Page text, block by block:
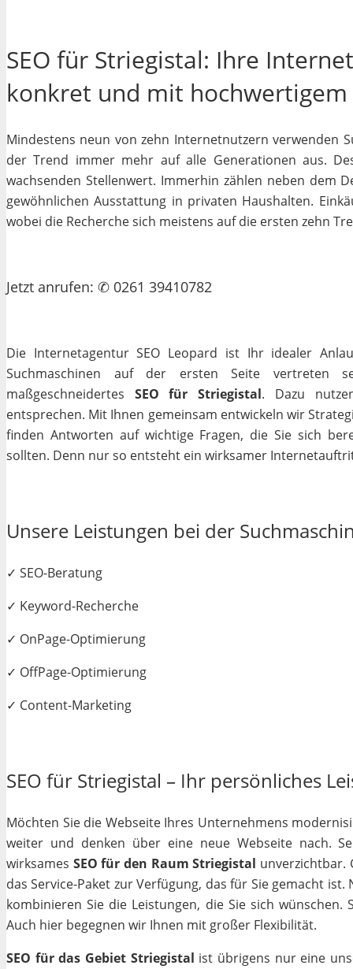
SEO für Striegistal: Ihre
konkret und mit
Mindestens neun von zehn Internetnutzern verwenden
der Trend immer mehr auf alle Generationen aus.
wachsenden Stellenwert. Immerhin zählen neben dem
gewöhnlichen Ausstattung in privaten Haushalten.
wobei die Recherche sich meistens auf die ersten zehn
Jetzt anrufen: ✆ 0261 39410782
Die Internetagentur SEO Leopard ist Ihr idealer
Suchmaschinen auf der ersten Seite vertreten
maßgeschneidertes SEO für Striegistal. Dazu
entsprechen. Mit Ihnen gemeinsam entwickeln wir
finden Antworten auf wichtige Fragen, die Sie sich
sollten. Denn nur so entsteht ein wirksamer
Unsere Leistungen bei der
✓ SEO-Beratung
✓ Keyword-Recherche
✓ OnPage-Optimierung
✓ OffPage-Optimierung
✓ Content-Marketing
SEO für Striegistal – Ihr persönliches
Möchten Sie die Webseite Ihres Unternehmens
weiter und denken über eine neue Webseite nach.
wirksames SEO für den Raum Striegistal unverzichtbar.
das Service-Paket zur Verfügung, das für Sie gemacht
kombinieren Sie die Leistungen, die Sie sich wünschen.
Auch hier begegnen wir Ihnen mit großer Flexibilität.
SEO für das Gebiet Striegistal ist übrigens nur eine